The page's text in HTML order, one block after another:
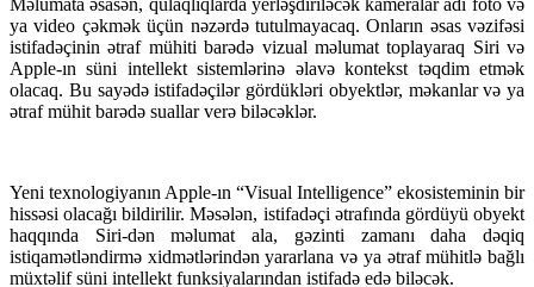
Məlumata əsasən, qulaqlıqlarda yerləşdiriləcək kameralar adi foto və
ya video çəkmək üçün nəzərdə tutulmayacaq. Onların əsas vəzifəsi
istifadəçinin ətraf mühiti barədə vizual məlumat toplayaraq Siri və
Apple-ın süni intellekt sistemlərinə əlavə kontekst təqdim etmək
olacaq. Bu sayədə istifadəçilər gördükləri obyektlər, məkanlar və ya
ətraf mühit barədə suallar verə biləcəklər.
Yeni texnologiyanın Apple-ın “Visual Intelligence” ekosisteminin bir
hissəsi olacağı bildirilir. Məsələn, istifadəçi ətrafında gördüyü obyekt
haqqında Siri-dən məlumat ala, gəzinti zamanı daha dəqiq
istiqamətləndirmə xidmətlərindən yararlana və ya ətraf mühitlə bağlı
müxtəlif süni intellekt funksiyalarından istifadə edə biləcək.